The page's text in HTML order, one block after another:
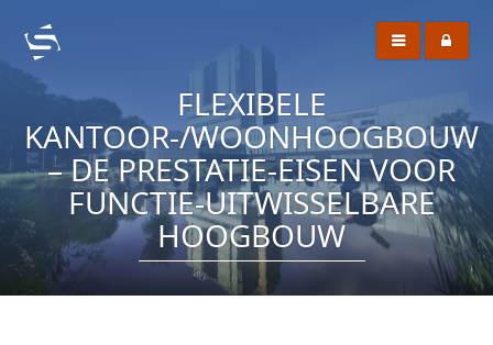
FLEXIBELE
KANTOOR-/WOONHOOGBOUW
– DE PRESTATIE-EISEN VOOR
FUNCTIE-UITWISSELBARE
HOOGBOUW